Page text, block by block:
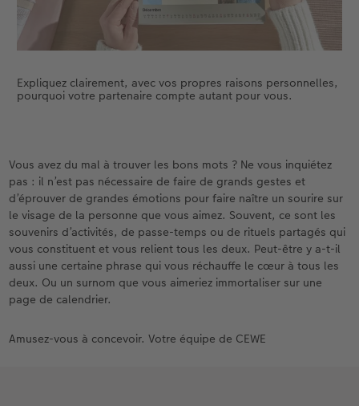
Expliquez clairement, avec vos propres raisons personnelles,
pourquoi votre partenaire compte autant pour vous.
Vous avez du mal à trouver les bons mots ? Ne vous inquiétez
pas : il n’est pas nécessaire de faire de grands gestes et
d’éprouver de grandes émotions pour faire naître un sourire sur
le visage de la personne que vous aimez. Souvent, ce sont les
souvenirs d’activités, de passe-temps ou de rituels partagés qui
vous constituent et vous relient tous les deux. Peut-être y a-t-il
aussi une certaine phrase qui vous réchauffe le cœur à tous les
deux. Ou un surnom que vous aimeriez immortaliser sur une
page de calendrier.
Amusez-vous à concevoir. Votre équipe de CEWE